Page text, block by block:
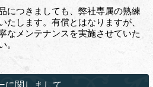
につきましても、弊社専属の熟練
たします。有償とはなりますが、
なメンテナンスを実施させていた
。